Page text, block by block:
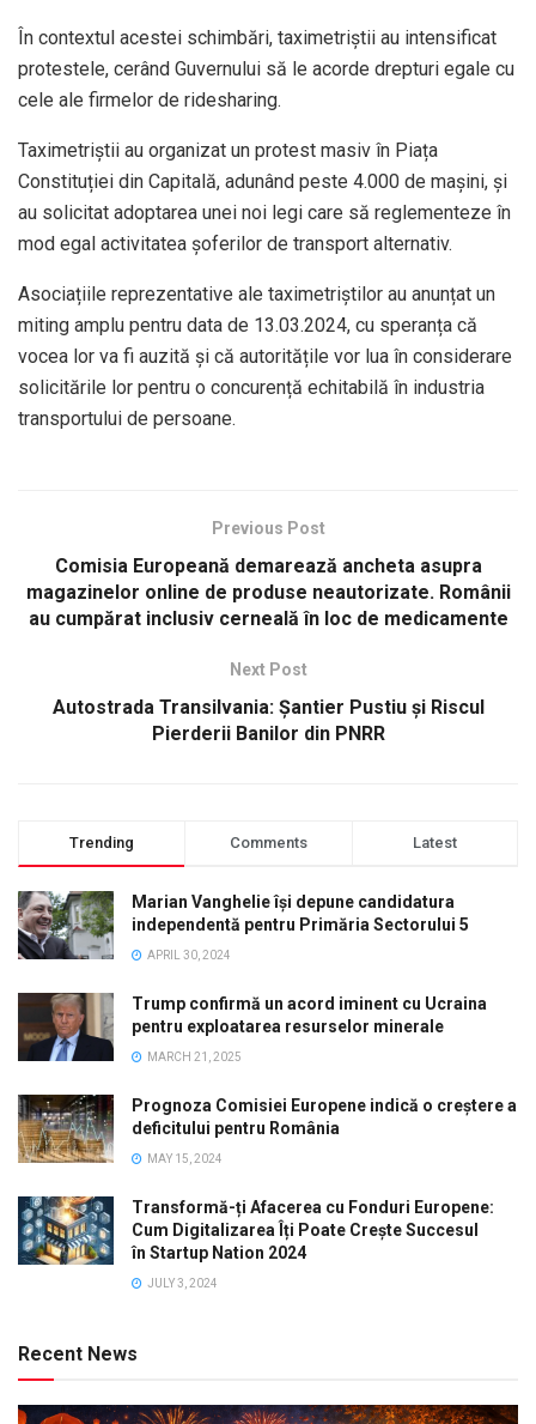
În contextul acestei schimbări, taximetriștii au intensificat
protestele, cerând Guvernului să le acorde drepturi egale cu
cele ale firmelor de ridesharing.
Taximetriștii au organizat un protest masiv în Piața
Constituției din Capitală, adunând peste 4.000 de mașini, și
au solicitat adoptarea unei noi legi care să reglementeze în
mod egal activitatea șoferilor de transport alternativ.
Asociațiile reprezentative ale taximetriștilor au anunțat un
miting amplu pentru data de 13.03.2024, cu speranța că
vocea lor va fi auzită și că autoritățile vor lua în considerare
solicitările lor pentru o concurență echitabilă în industria
transportului de persoane.
Previous Post
Comisia Europeană demarează ancheta asupra
magazinelor online de produse neautorizate. Românii
au cumpărat inclusiv cerneală în loc de medicamente
Next Post
Autostrada Transilvania: Șantier Pustiu și Riscul
Pierderii Banilor din PNRR
Trending Comments Latest
Marian Vanghelie își depune candidatura
independentă pentru Primăria Sectorului 5
APRIL 30, 2024
Trump confirmă un acord iminent cu Ucraina
pentru exploatarea resurselor minerale
MARCH 21, 2025
Prognoza Comisiei Europene indică o creștere a
deficitului pentru România
MAY 15, 2024
Transformă-ți Afacerea cu Fonduri Europene:
Cum Digitalizarea Îți Poate Crește Succesul
în Startup Nation 2024
JULY 3, 2024
Recent News